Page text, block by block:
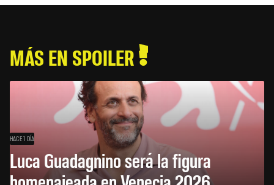
MÁS EN SPOILER
HACE 1 DÍA
Luca Guadagnino será la figura